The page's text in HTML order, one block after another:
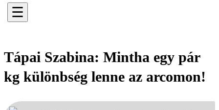
☰
Tápai Szabina: Mintha egy pár
kg különbség lenne az arcomon!